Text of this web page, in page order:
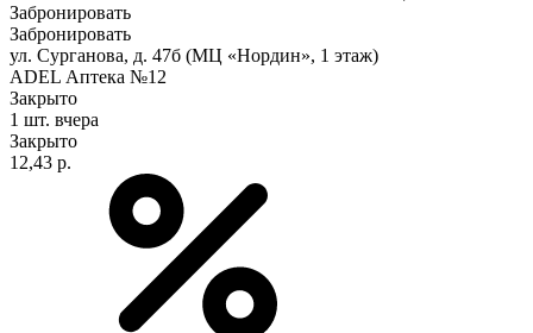
Забронировать
Забронировать
ул. Сурганова, д. 47б (МЦ «Нордин», 1 этаж)
ADEL Аптека №12
Закрыто
1 шт. вчера
Закрыто
12,43 р.